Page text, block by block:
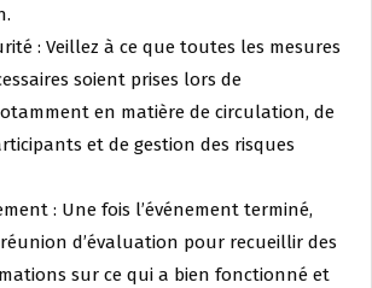
: Veillez à ce que toutes les mesures
soient prises lors de
en matière de circulation, de
et de gestion des risques
: Une fois l’événement terminé,
d’évaluation pour recueillir des
sur ce qui a bien fonctionné et